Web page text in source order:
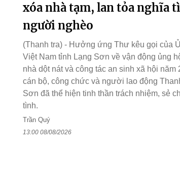
xóa nhà tạm, lan tỏa nghĩa
người nghèo
(Thanh tra) - Hưởng ứng Thư kêu gọi của
Việt Nam tỉnh Lạng Sơn về vận động ủng
nhà dột nát và công tác an sinh xã hội năm
cán bộ, công chức và người lao động
Sơn đã thể hiện tinh thần trách nhiệm, sẻ
tình.
Trần Quý
13:00 08/08/2026